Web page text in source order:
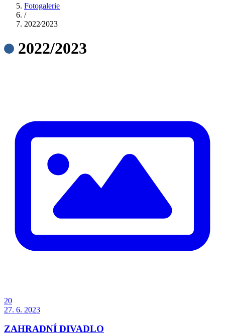
Fotogalerie
/
2022⁄2023
2022/2023
20
27. 6. 2023
ZAHRADNÍ DIVADLO